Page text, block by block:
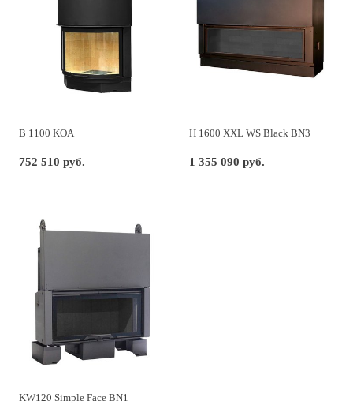
B 1100 KOA
752 510 руб.
H 1600 XXL WS Black BN3
1 355 090 руб.
KW120 Simple Face BN1